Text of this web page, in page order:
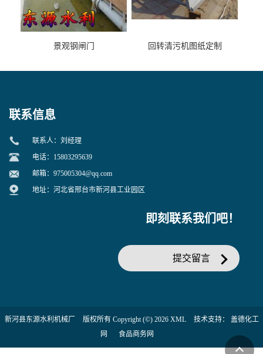
景观钢闸门 回转清污机图纸定制
联系信息
联系人：刘经理
电话：15803295639
邮箱： 975005304@qq.com
地址：河北省邢台市新河县工业园区
即刻联系我们吧！
提交留言
新河县东源水利机械厂 版权所有 Copyright (©) 2026 XML 技术支持： 盖德化工
网
食品商务网